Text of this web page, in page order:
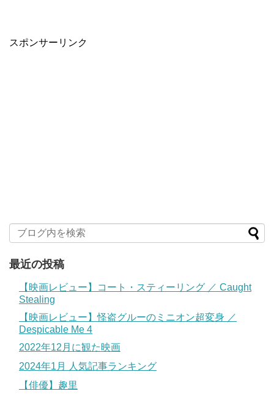
スポンサーリンク
最近の投稿
【映画レビュー】コート・スティーリング ／ Caught
Stealing
【映画レビュー】怪盗グルーのミニオン超変身 ／
Despicable Me 4
2022年12月に観た映画
2024年1月 人気記事ランキング
【俳優】趣里